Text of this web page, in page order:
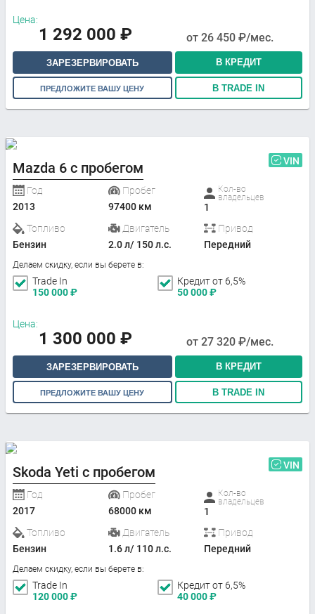
Цена:
1 292 000 ₽ от 26 450 ₽/мес.
ЗАРЕЗЕРВИРОВАТЬ В КРЕДИТ
ПРЕДЛОЖИТЕ ВАШУ ЦЕНУ В TRADE IN
Mazda 6 с пробегом VIN
Год
2013
Пробег
97400 км
Кол-во
владельцев
1
Топливо
Бензин
Двигатель
2.0 л/ 150 л.с.
Привод
Передний
Делаем скидку, если вы берете в:
Trade In
150 000₽
Кредит от 6,5%
50 000₽
Цена:
1 300 000 ₽ от 27 320 ₽/мес.
ЗАРЕЗЕРВИРОВАТЬ В КРЕДИТ
ПРЕДЛОЖИТЕ ВАШУ ЦЕНУ В TRADE IN
Skoda Yeti с пробегом VIN
Год
2017
Пробег
68000 км
Кол-во
владельцев
1
Топливо
Бензин
Двигатель
1.6 л/ 110 л.с.
Привод
Передний
Делаем скидку, если вы берете в:
Trade In
120 000₽
Кредит от 6,5%
40 000₽